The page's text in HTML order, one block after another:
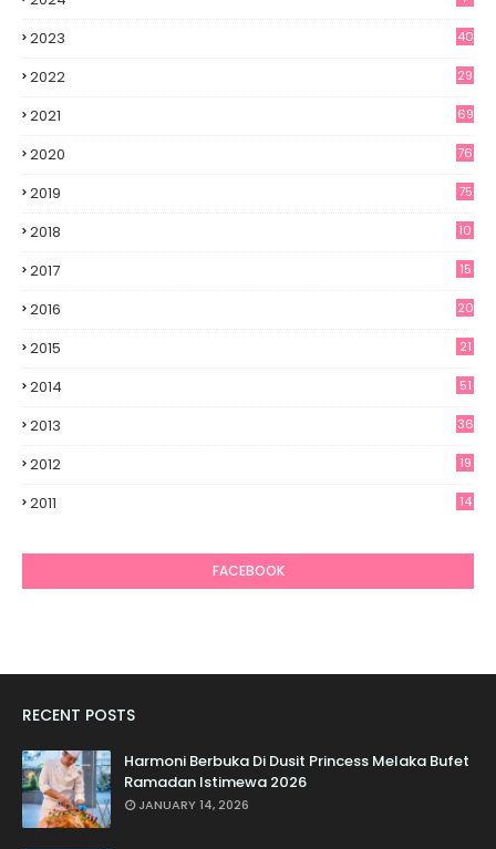
2023 40
2022 29
2021 69
2020 76
2019 75
2018 10
2017 15
2016 20
2015 21
2014 51
2013 36
2012
19
2011
14
FACEBOOK
RECENT POSTS
Harmoni Berbuka Di Dusit Princess Melaka Bufet
Ramadan Istimewa 2026
JANUARY 14, 2026